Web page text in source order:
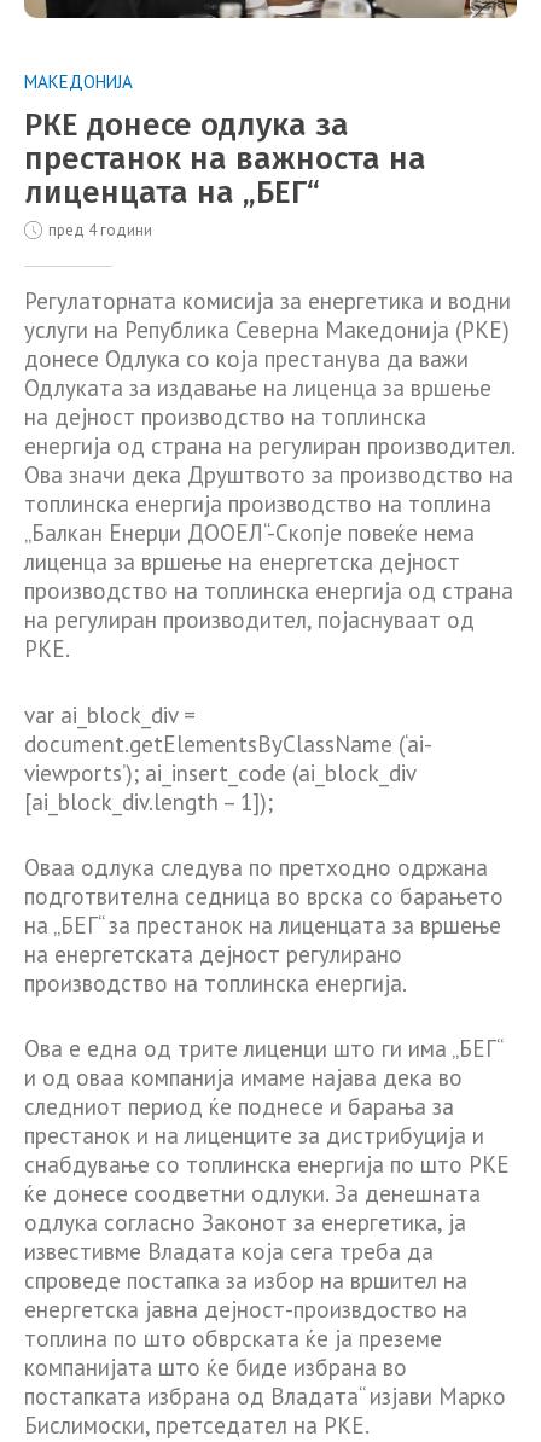
МАКЕДОНИЈА
РКЕ донесе одлука за
престанок на важноста на
лиценцата на „БЕГ“
пред 4 години
Регулаторната комисија за енергетика и водни
услуги на Република Северна Македонија (РКЕ)
донесе Одлука со која престанува да важи
Одлуката за издавање на лиценца за вршење
на дејност производство на топлинска
енергија од страна на регулиран производител.
Ова значи дека Друштвото за производство на
топлинска енергија производство на топлина
„Балкан Енерџи ДООЕЛ“-Скопје повеќе нема
лиценца за вршење на енергетска дејност
производство на топлинска енергија од страна
на регулиран производител, појаснуваат од
РКЕ.
var ai_block_div =
document.getElementsByClassName (‘ai-
viewports’); ai_insert_code (ai_block_div
[ai_block_div.length – 1]);
Оваа одлука следува по претходно одржана
подготвителна седница во врска со барањето
на „БЕГ“ за престанок на лиценцата за вршење
на енергетската дејност регулирано
производство на топлинска енергија.
Ова е една од трите лиценци што ги има „БЕГ“
и од оваа компанија имаме најава дека во
следниот период ќе поднесе и барања за
престанок и на лиценците за дистрибуција и
снабдување со топлинска енергија по што РКЕ
ќе донесе соодветни одлуки. За денешната
одлука согласно Законот за енергетика, ја
известивме Владата која сега треба да
спроведе постапка за избор на вршител на
енергетска јавна дејност-произвдоство на
топлина по што обврската ќе ја преземе
компанијата што ќе биде избрана во
постапката избрана од Владата“ изјави Марко
Бислимоски, претседател на РКЕ.